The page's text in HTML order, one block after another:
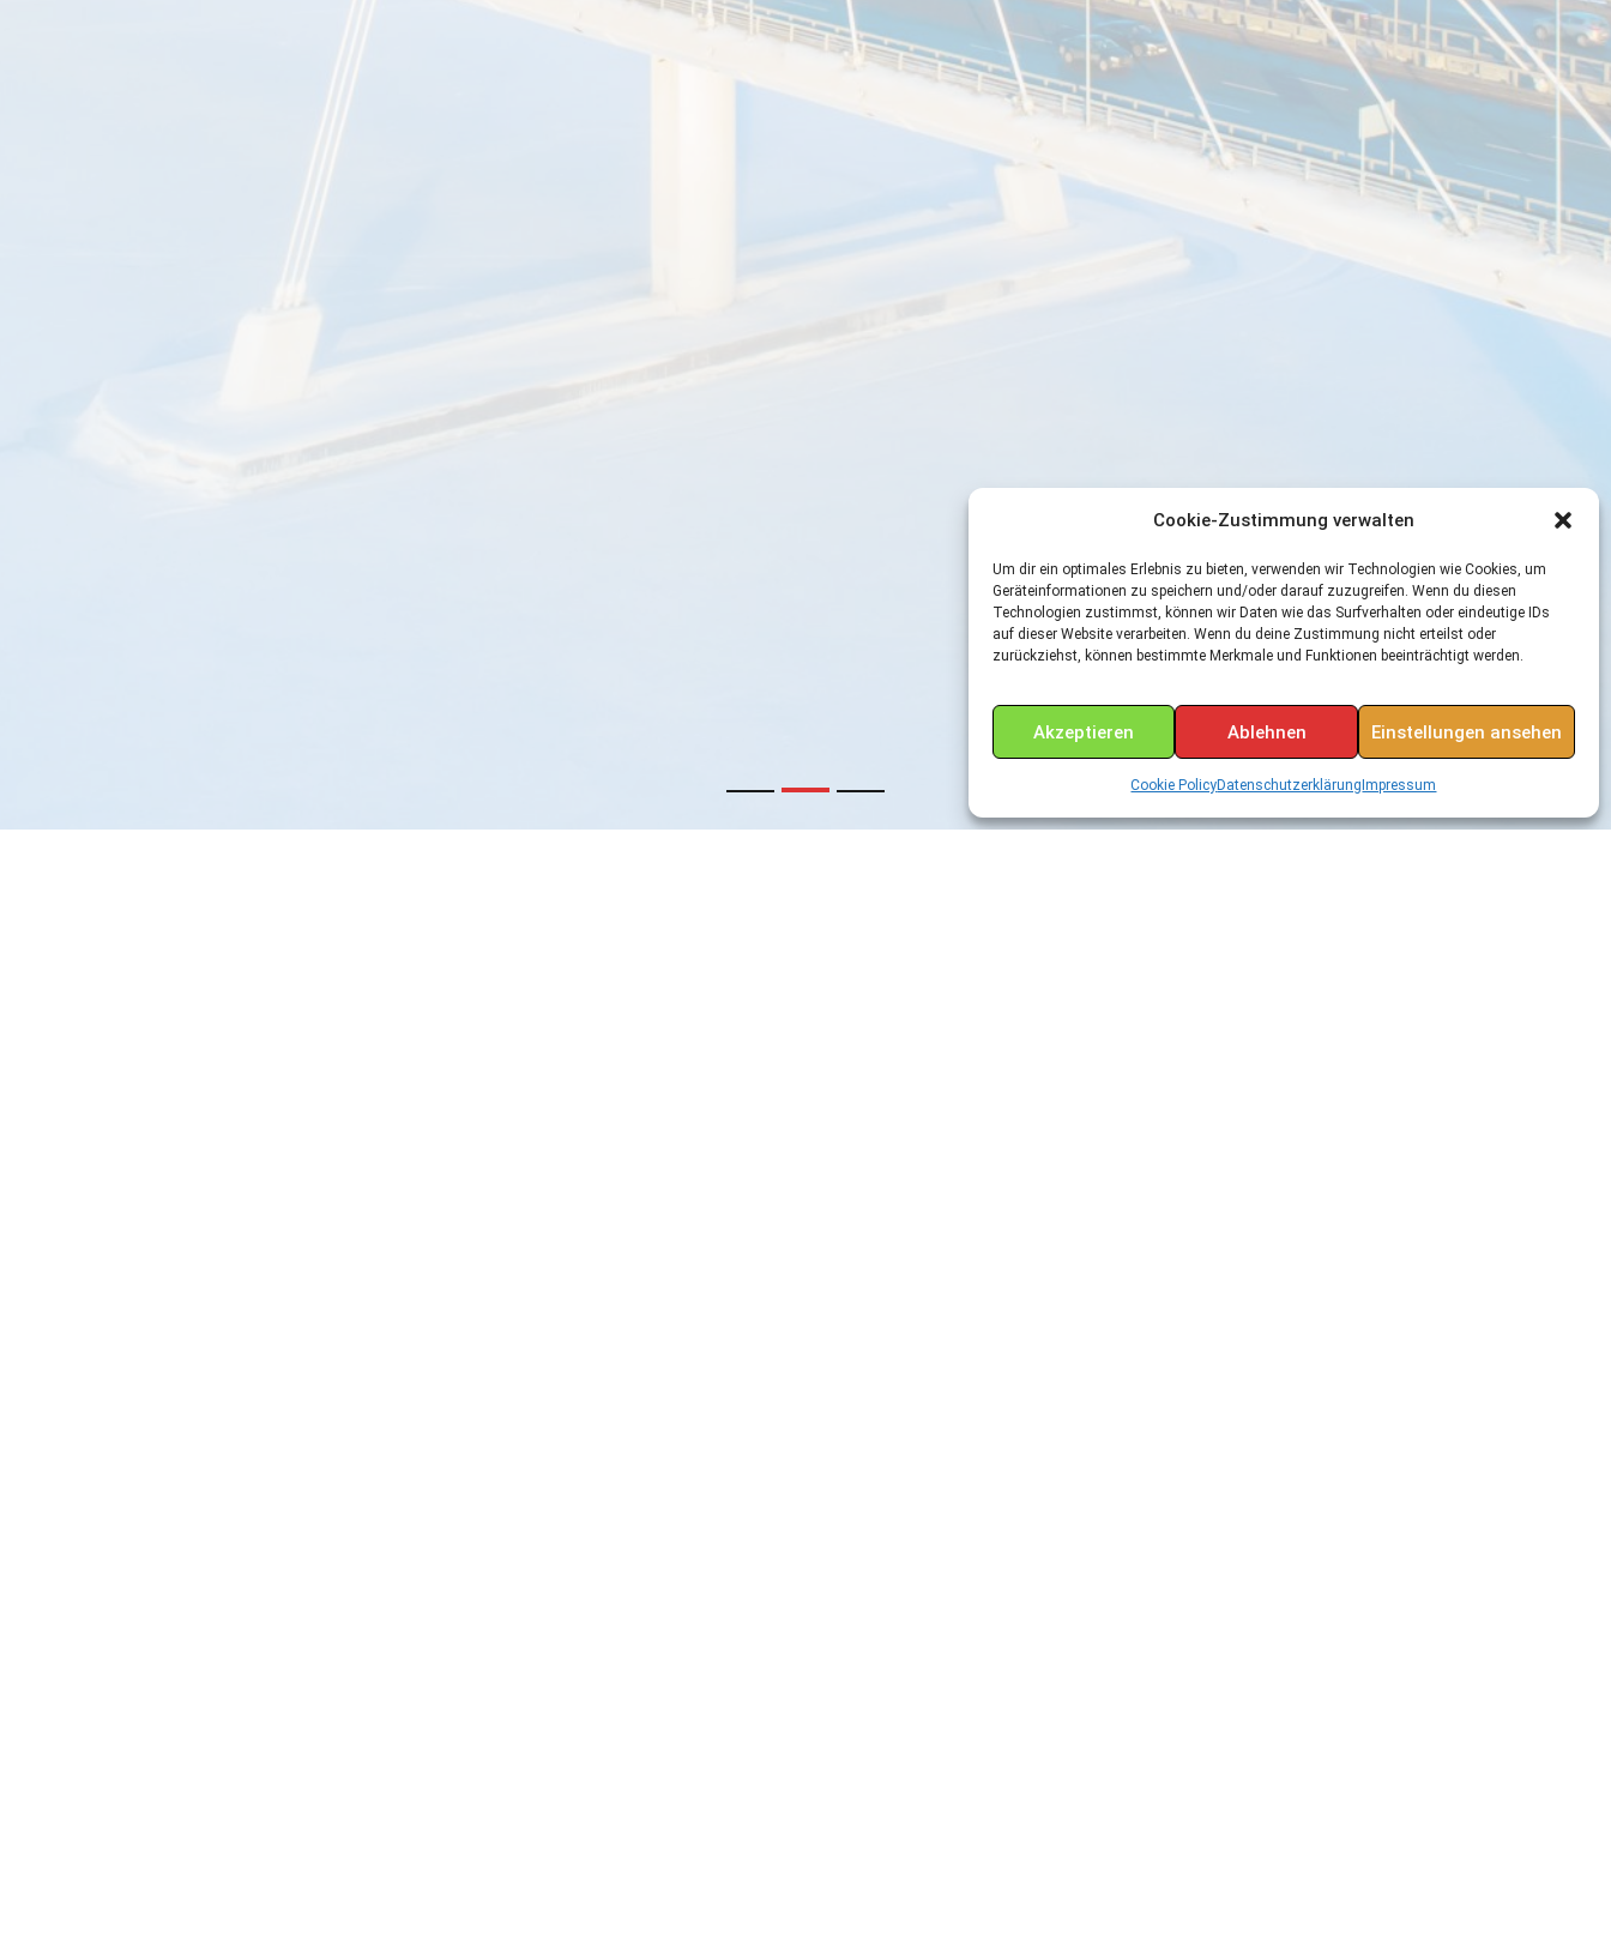
Cookie-Zustimmung verwalten
Um dir ein optimales Erlebnis zu bieten, verwenden wir Technologien wie Cookies, um
Geräteinformationen zu speichern und/oder darauf zuzugreifen. Wenn du diesen
Technologien zustimmst, können wir Daten wie das Surfverhalten oder eindeutige IDs
auf dieser Website verarbeiten. Wenn du deine Zustimmung nicht erteilst oder
zurückziehst, können bestimmte Merkmale und Funktionen beeinträchtigt werden.
Akzeptieren Ablehnen Einstellungen ansehen
Cookie PolicyDatenschutzerklärung Impressum